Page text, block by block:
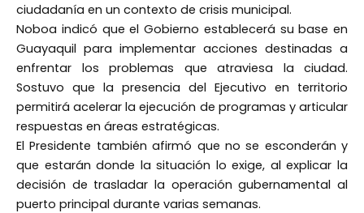
ciudadanía en un contexto de crisis municipal.
Noboa indicó que el Gobierno establecerá su base en
Guayaquil para implementar acciones destinadas a
enfrentar los problemas que atraviesa la ciudad.
Sostuvo que la presencia del Ejecutivo en territorio
permitirá acelerar la ejecución de programas y articular
respuestas en áreas estratégicas.
El Presidente también afirmó que no se esconderán y
que estarán donde la situación lo exige, al explicar la
decisión de trasladar la operación gubernamental al
puerto principal durante varias semanas.